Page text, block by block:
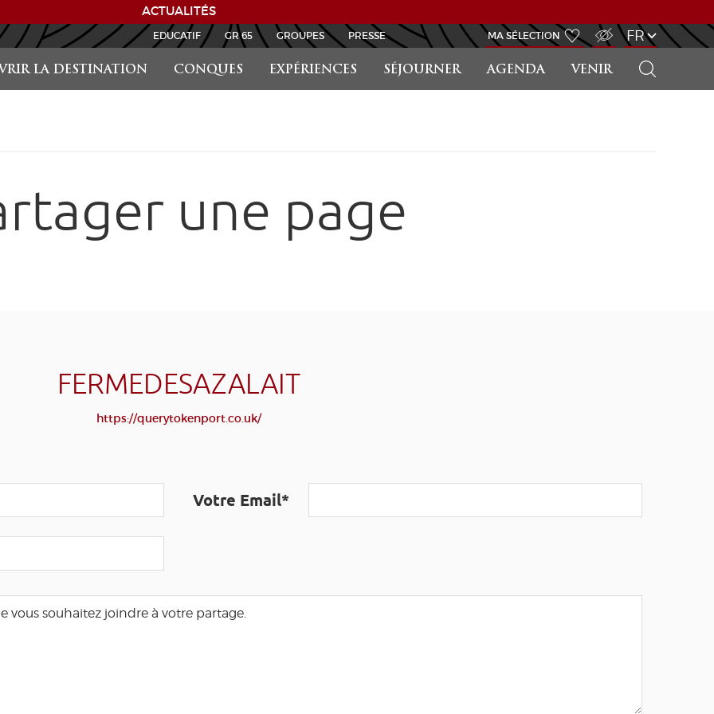
ACTUALITÉS
LA DESTINATION CONQUES EXPÉRIENCES SÉJOURNER AGENDA VENIR
EDUCATIF GR 65 GROUPES PRESSE MA SÉLECTION FR
une page
FERMEDESAZALAIT
https://querytokenport.co.uk/
Votre Email*